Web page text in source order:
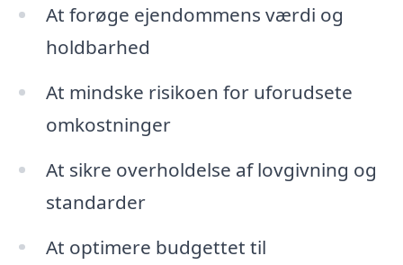
At forøge ejendommens værdi og
holdbarhed
At mindske risikoen for uforudsete
omkostninger
At sikre overholdelse af lovgivning og
standarder
At optimere budgettet til